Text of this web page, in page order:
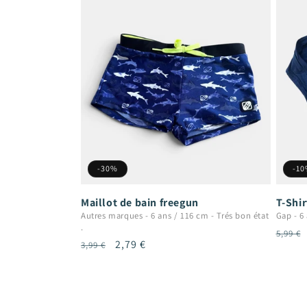
-30%
Maillot de bain freegun
Autres marques -6 ans / 116 cm -Trés bon état
.
Prix
3,99 €
Prix
2,79 €
-
T-
Gap -6
Prix
5,99 €